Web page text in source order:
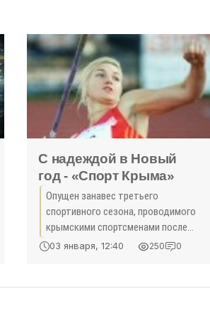
С надеждой в Новый
год - «Спорт Крыма»
Опущен занавес третьего
спортивного сезона, проводимого
крымскими спортсменами после
возвращения республики в состав
и спрашивают, почему газета
03 января, 12:40 250 0